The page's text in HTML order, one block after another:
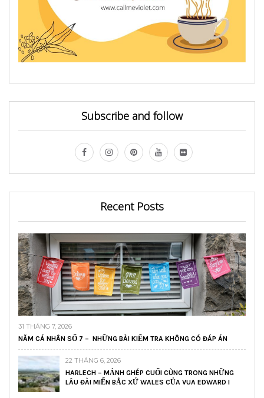
Subscribe and follow
Recent Posts
31 THÁNG 7, 2026
NĂM CÁ NHÂN SỐ 7 – NHỮNG BÀI KIỂM TRA KHÔNG CÓ ĐÁP ÁN
22 THÁNG 6, 2026
HARLECH – MẢNH GHÉP CUỐI CÙNG TRONG NHỮNG
LÂU ĐÀI MIẾN BẮC XỨ WALES CỦA VUA EDWARD I